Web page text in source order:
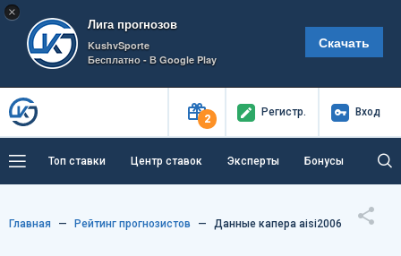
×
Лига прогнозов
KushvSporte
Бесплатно - В Google Play
Скачать
2
Регистр. Вход
Топ ставки Центр ставок Эксперты Бонусы
Главная Рейтинг прогнозистов Данные капера aisi2006